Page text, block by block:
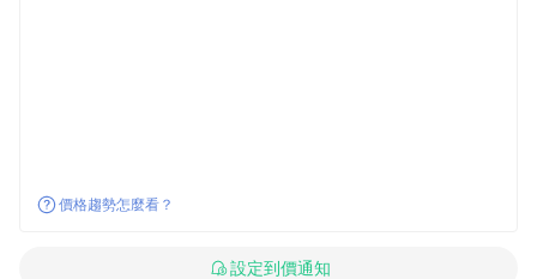
價格趨勢怎麼看？
設定到價通知